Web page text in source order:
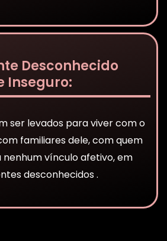
Desconhecido
Inseguro:
ser levados para viver com o
familiares dele, com quem
vínculo afetivo, em
desconhecidos .